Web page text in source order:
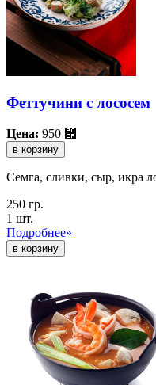
Феттучини с лососем
Цена: 950 ⃏
в корзину
Семга, сливки, сыр, икра
250 гр.
1 шт.
Подробнее»